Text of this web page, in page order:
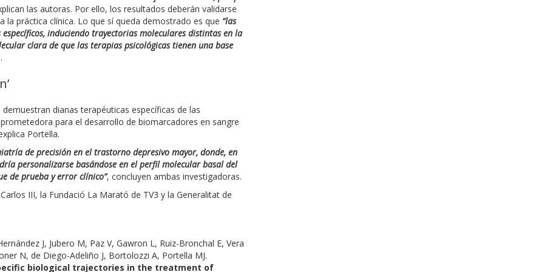
las autoras. Por ello, los resultados deberán validarse
práctica clínica. Lo que sí queda demostrado es que “las
induciendo trayectorias moleculares distintas en la
clara de que las terapias psicológicas tienen una base
dianas terapéuticas específicas de las
para el desarrollo de biomarcadores en sangre
Portella.
de precisión en el trastorno depresivo mayor, donde, en
personalizarse basándose en el perfil molecular basal del
de prueba y error clínico”, concluyen ambas investigadoras.
III, la Fundació La Marató de TV3 y la Generalitat de
J, Jubero M, Paz V, Gawron L, Ruiz-Bronchal E, Vera
N, de Diego-Adeliño J, Bortolozzi A, Portella MJ.
biological trajectories in the treatment of